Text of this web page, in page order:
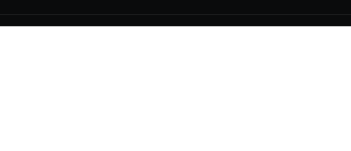
metody leczenia